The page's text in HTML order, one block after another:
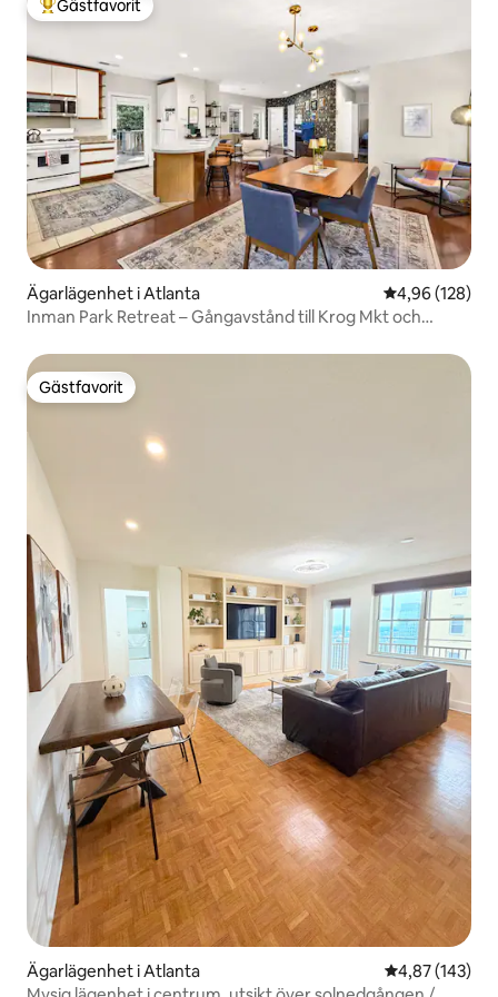
Populär gästfavorit
Gästfavorit
Ägarlägenhet i Atlanta 4,96 av 5 i
4,96 (128)
Inman Park Retreat – Gångavstånd till Krog Mkt och
Gästfavorit
Gästfavorit
Ägarlägenhet i Atlanta 4,87 av 5 i
4,87 (143)